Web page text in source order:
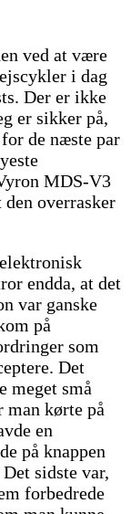
ved at være
i dag
Der er ikke
er sikker på,
de næste par
MDS-V3
den overrasker
endda, at det
var ganske
på
som
Det
meget små
man kørte på
en
på knappen
sidste var,
forbedrede